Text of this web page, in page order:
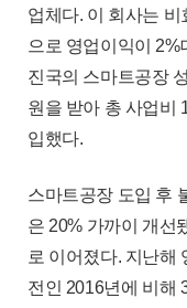
업체다. 이 회사는
으로 영업이익이 2%
진국의 스마트공장
원을 받아 총 사업비
입했다.
스마트공장 도입 후
은 20% 가까이 개선
로 이어졌다. 지난해
전인 2016년에 비해